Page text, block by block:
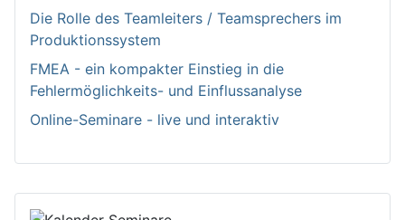
Die Rolle des Teamleiters / Teamsprechers im
Produktionssystem
FMEA - ein kompakter Einstieg in die
Fehlermöglichkeits- und Einflussanalyse
Online-Seminare - live und interaktiv